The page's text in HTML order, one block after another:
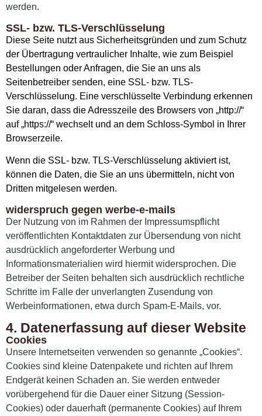
werden.
SSL- bzw. TLS-Verschlüsselung
Diese Seite nutzt aus Sicherheitsgründen und zum Schutz
der Übertragung vertraulicher Inhalte, wie zum Beispiel
Bestellungen oder Anfragen, die Sie an uns als
Seitenbetreiber senden, eine SSL- bzw. TLS-
Verschlüsselung. Eine verschlüsselte Verbindung erkennen
Sie daran, dass die Adresszeile des Browsers von „http://“
auf „https://“ wechselt und an dem Schloss-Symbol in Ihrer
Browserzeile.
Wenn die SSL- bzw. TLS-Verschlüsselung aktiviert ist,
können die Daten, die Sie an uns übermitteln, nicht von
Dritten mitgelesen werden.
widerspruch gegen werbe-e-mails
Der Nutzung von im Rahmen der Impressumspflicht
veröffentlichten Kontaktdaten zur Übersendung von nicht
ausdrücklich angeforderter Werbung und
Informationsmaterialien wird hiermit widersprochen. Die
Betreiber der Seiten behalten sich ausdrücklich rechtliche
Schritte im Falle der unverlangten Zusendung von
Werbeinformationen, etwa durch Spam-E-Mails, vor.
4. Datenerfassung auf dieser Website
Cookies
Unsere Internetseiten verwenden so genannte „Cookies“.
Cookies sind kleine Datenpakete und richten auf Ihrem
Endgerät keinen Schaden an. Sie werden entweder
vorübergehend für die Dauer einer Sitzung (Session-
Cookies) oder dauerhaft (permanente Cookies) auf Ihrem